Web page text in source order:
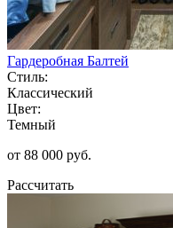
Гардеробная Балтей
Стиль:
Классический
Цвет:
Темный
от 88 000 руб.
Рассчитать